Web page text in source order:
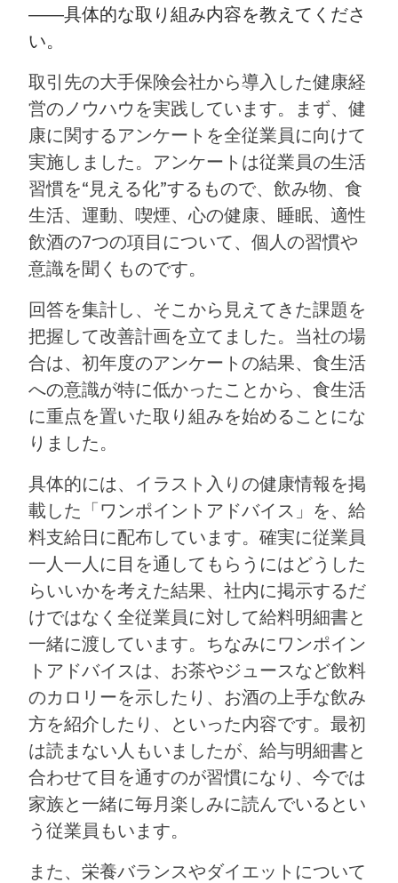
――具体的な取り組み内容を教えてくださ
い。
取引先の大手保険会社から導入した健康経
営のノウハウを実践しています。まず、健
康に関するアンケートを全従業員に向けて
実施しました。アンケートは従業員の生活
習慣を“見える化”するもので、飲み物、食
生活、運動、喫煙、心の健康、睡眠、適性
飲酒の7つの項目について、個人の習慣や
意識を聞くものです。
回答を集計し、そこから見えてきた課題を
把握して改善計画を立てました。当社の場
合は、初年度のアンケートの結果、食生活
への意識が特に低かったことから、食生活
に重点を置いた取り組みを始めることにな
りました。
具体的には、イラスト入りの健康情報を掲
載した「ワンポイントアドバイス」を、給
料支給日に配布しています。確実に従業員
一人一人に目を通してもらうにはどうした
らいいかを考えた結果、社内に掲示するだ
けではなく全従業員に対して給料明細書と
一緒に渡しています。ちなみにワンポイン
トアドバイスは、お茶やジュースなど飲料
のカロリーを示したり、お酒の上手な飲み
方を紹介したり、といった内容です。最初
は読まない人もいましたが、給与明細書と
合わせて目を通すのが習慣になり、今では
家族と一緒に毎月楽しみに読んでいるとい
う従業員もいます。
また、栄養バランスやダイエットについて